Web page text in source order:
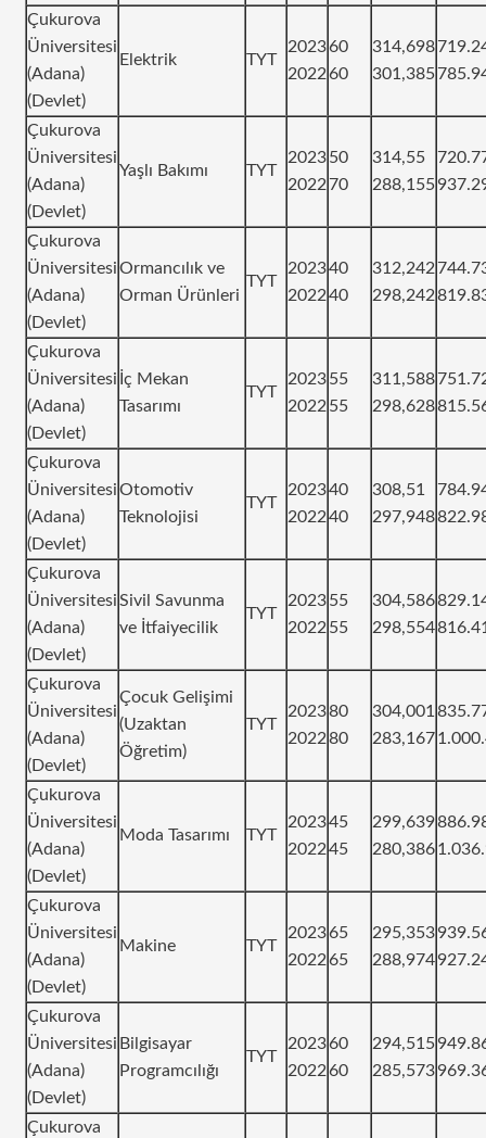
Çukurova
Üniversitesi
(Adana)
(Devlet)
Elektrik TYT
2023
2022
60
60
314,698
301,385
Çukurova
Üniversitesi
(Adana)
(Devlet)
Yaşlı Bakımı TYT
2023
2022
50
70
314,55
288,155
Çukurova
Üniversitesi
(Adana)
(Devlet)
Ormancılık ve
Orman Ürünleri
TYT
2023
2022
40
40
312,242
298,242
Çukurova
Üniversitesi
(Adana)
(Devlet)
İç Mekan
Tasarımı
TYT
2023
2022
55
55
311,588
298,628
Çukurova
Üniversitesi
(Adana)
(Devlet)
Otomotiv
Teknolojisi
TYT
2023
2022
40
40
308,51
297,948
Çukurova
Üniversitesi
(Adana)
(Devlet)
Sivil Savunma
ve İtfaiyecilik
TYT
2023
2022
55
55
304,586
298,554
Çukurova
Üniversitesi
(Adana)
(Devlet)
Çocuk Gelişimi
(Uzaktan
Öğretim)
TYT
2023
2022
80
80
304,001
283,167
Çukurova
Üniversitesi
(Adana)
(Devlet)
Moda Tasarımı TYT
2023
2022
45
45
299,639
280,386
Çukurova
Üniversitesi
(Adana)
(Devlet)
Makine TYT
2023
2022
65
65
295,353
288,974
Çukurova
Üniversitesi
(Adana)
(Devlet)
Bilgisayar
Programcılığı
TYT
2023
2022
60
60
294,515
285,573
Çukurova